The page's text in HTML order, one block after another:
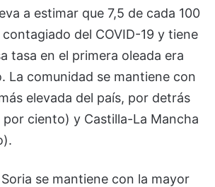
a estimar que 7,5 de cada 100
del COVID-19 y tiene
tasa en el primera oleada era
La comunidad se mantiene con
elevada del país, por detrás
por ciento) y Castilla-La Mancha
se mantiene con la mayor